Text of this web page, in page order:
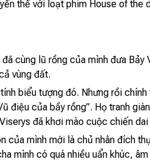
thể với loạt phim House of the
cùng lũ rồng của mình đưa
vùng đất.
biểu tượng đó. Nhưng rồi
điệu của bầy rồng”. Họ tranh
đã khơi mào cuộc chiến dai
của mình mới là chủ nhân đích
mình có quá nhiều uẩn khúc,